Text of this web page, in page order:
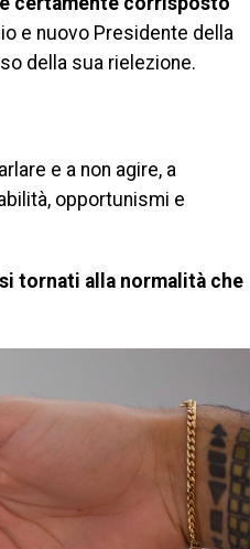
e nuovo Presidente della
della sua rielezione.
e a non agire, a
opportunismi e
tornati alla normalità che